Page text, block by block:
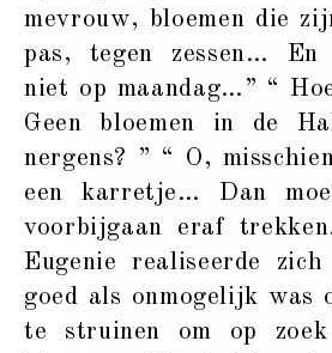
mevrouw, bloemen die
pas, tegen zessen… En
niet op maandag…” “
Geen bloemen in de
nergens? ” “ O,
een karretje… Dan
voorbijgaan eraf
Eugenie realiseerde
goed als onmogelijk was
te struinen om op